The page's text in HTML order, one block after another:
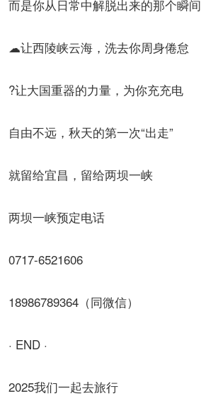
而是你从日常中解脱出来的那个瞬间
☁让西陵峡云海，洗去你周身倦怠
?让大国重器的力量，为你充充电
自由不远，秋天的第一次“出走”
就留给宜昌，留给两坝一峡
两坝一峡预定电话
0717-6521606
18986789364（同微信）
· END ·
2025我们一起去旅行